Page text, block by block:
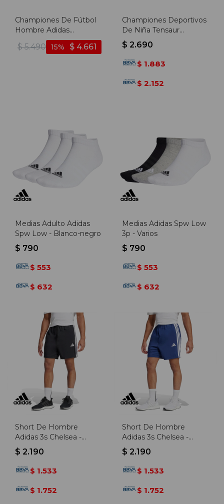
Championes De Fútbol
Hombre Adidas
Predator League Fg/mg
- Blanco-rosado
$ 5.490 $ 4.661
15
Championes Deportivos
De Niña Tensaur
Comfort - Negro-rosado
$ 2.690
$ 1.883
$ 2.152
Medias Adulto Adidas
Spw Low - Blanco-negro
$ 790
$ 553
$ 632
Medias Adidas Spw Low
3p - Varios
$ 790
$ 553
$ 632
Short De Hombre
Adidas 3s Chelsea -
Negro-blanco
$ 2.190
$ 1.533
$ 1.752
Short De Hombre
Adidas 3s Chelsea -
Marino-blanco
$ 2.190
$ 1.533
$ 1.752